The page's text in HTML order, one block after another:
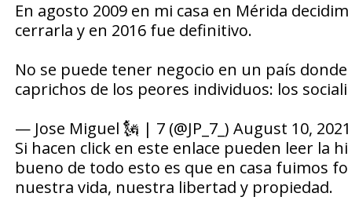
En agosto 2009 en mi casa en Mérida
cerrarla y en 2016 fue definitivo.
No se puede tener negocio en un país
caprichos de los peores individuos: los
— Jose Miguel 🗽 | 7 (@JP_7_) August 10, 2021
Si hacen click en este enlace pueden leer
bueno de todo esto es que en casa fuimos
nuestra vida, nuestra libertad y propiedad.